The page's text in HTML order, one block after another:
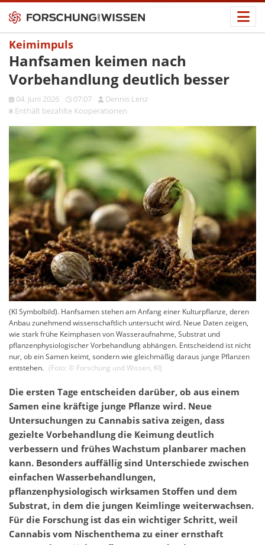
Keimimpuls
Hanfsamen keimen nach
Vorbehandlung deutlich besser
04. Juni 2026 07:07
Dennis Lenz
nenoitarepooK etlhazeb tlähtnE
(KI Symbolbild). Hanfsamen stehen am Anfang einer Kulturpflanze, deren
Anbau zunehmend wissenschaftlich untersucht wird. Neue Daten zeigen,
wie stark frühe Keimphasen von Wasseraufnahme, Substrat und
pflanzenphysiologischer Vorbehandlung abhängen. Entscheidend ist nicht
nur, ob ein Samen keimt, sondern wie gleichmäßig daraus junge Pflanzen
entstehen. (Foto: © Forschung und Wissen, KI)
Die ersten Tage entscheiden darüber, ob aus einem
Samen eine kräftige junge Pflanze wird. Neue
Untersuchungen zu Cannabis sativa zeigen, dass
gezielte Vorbehandlung die Keimung deutlich
verbessern und frühes Wachstum planbarer machen
kann. Besonders auffällig sind Unterschiede zwischen
einfachen Wasserbehandlungen,
pflanzenphysiologisch wirksamen Stoffen und dem
Substrat, in dem die jungen Keimlinge weiterwachsen.
Für die Forschung ist das ein wichtiger Schritt, weil
Cannabis vom Nischenthema zu einer ernsthaft